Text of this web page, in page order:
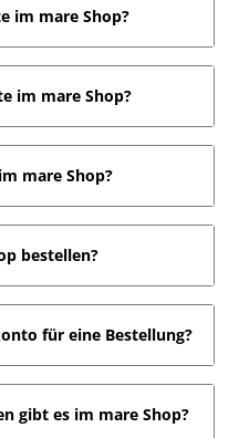
im mare Shop?
im mare Shop?
mare Shop?
bestellen?
für eine Bestellung?
gibt es im mare Shop?